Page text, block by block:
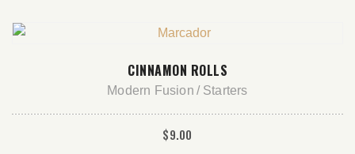
AÑADIR AL CARRITO
CINNAMON ROLLS
Modern Fusion Starters
$9.00